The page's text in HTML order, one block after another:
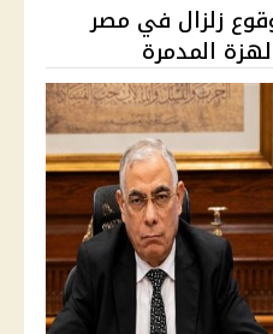
زلزال في مصر
المدمرة